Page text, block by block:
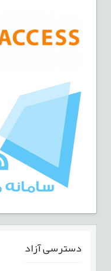
دسترسی آزاد